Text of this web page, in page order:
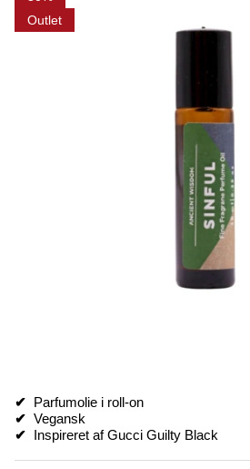
Outlet
✔ Parfumolie i roll-on
✔ Vegansk
✔ Inspireret af Gucci Guilty Black